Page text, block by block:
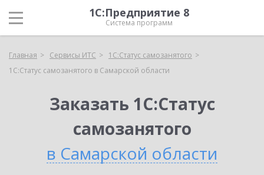
1С:Предприятие 8
Система программ
Главная Сервисы ИТС
1С:Статус самозанятого
1С:Статус самозанятого в Самарской области
Заказать 1С:Статус
самозанятого
в Самарской области